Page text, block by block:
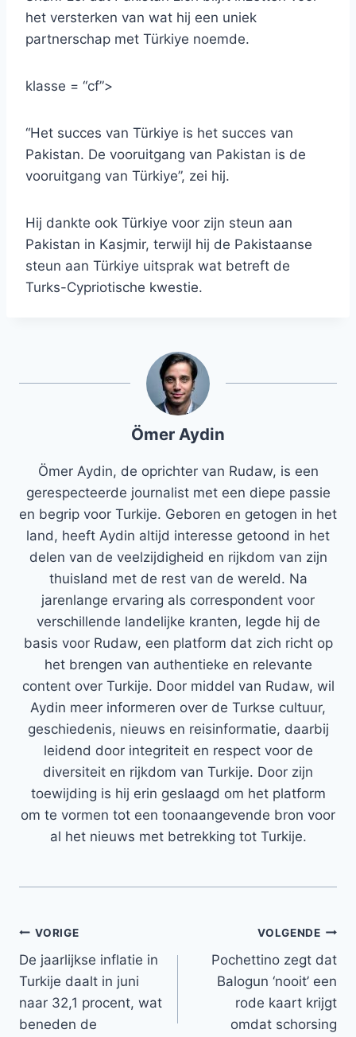
het versterken van wat hij een uniek
partnerschap met Türkiye noemde.
klasse = “cf”>
“Het succes van Türkiye is het succes van
Pakistan. De vooruitgang van Pakistan is de
vooruitgang van Türkiye”, zei hij.
Hij dankte ook Türkiye voor zijn steun aan
Pakistan in Kasjmir, terwijl hij de Pakistaanse
steun aan Türkiye uitsprak wat betreft de
Turks-Cypriotische kwestie.
Ömer Aydin
Ömer Aydin, de oprichter van Rudaw, is een
gerespecteerde journalist met een diepe passie
en begrip voor Turkije. Geboren en getogen in het
land, heeft Aydin altijd interesse getoond in het
delen van de veelzijdigheid en rijkdom van zijn
thuisland met de rest van de wereld. Na
jarenlange ervaring als correspondent voor
verschillende landelijke kranten, legde hij de
basis voor Rudaw, een platform dat zich richt op
het brengen van authentieke en relevante
content over Turkije. Door middel van Rudaw, wil
Aydin meer informeren over de Turkse cultuur,
geschiedenis, nieuws en reisinformatie, daarbij
leidend door integriteit en respect voor de
diversiteit en rijkdom van Turkije. Door zijn
toewijding is hij erin geslaagd om het platform
om te vormen tot een toonaangevende bron voor
al het nieuws met betrekking tot Turkije.
Bericht
navigatie
VORIGE
De jaarlijkse inflatie in
Turkije daalt in juni
naar 32,1 procent, wat
beneden de
VOLGENDE
Pochettino zegt dat
Balogun ‘nooit’ een
rode kaart krijgt
omdat schorsing